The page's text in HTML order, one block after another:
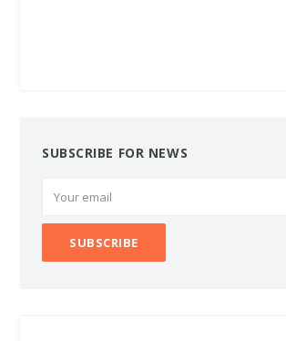
SUBSCRIBE FOR NEWS